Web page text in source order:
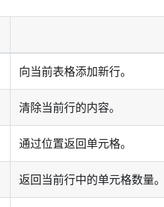
向当前表格添加新行。
清除当前行的内容。
通过位置返回单元格。
返回当前行中的单元格数量。